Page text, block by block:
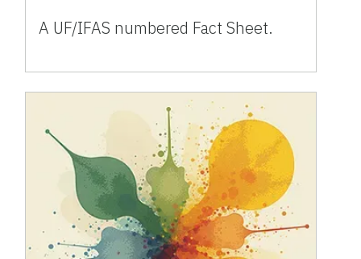
A UF/IFAS numbered Fact Sheet.